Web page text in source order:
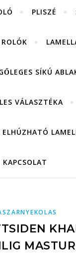
PLISZÉ
SÍKÚ
VÁLASZTÉKA
ELHÚZHATÓ
KAPCSOLAT